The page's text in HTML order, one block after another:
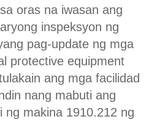
oras na iwasan ang
inspeksyon ng
pag-update ng mga
protective equipment
ang mga facilidad
nang mabuti ang
ng makina 1910.212 ng